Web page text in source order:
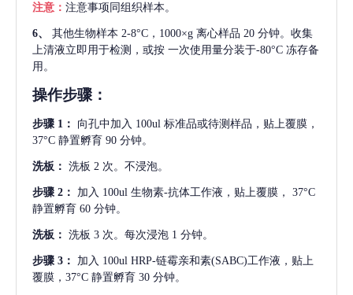
注意： 注意事项同组织样本。
6、 其他生物样本 2-8°C，1000×g 离心样品 20 分钟。收集
上清液立即用于检测，或按 一次使用量分装于-80°C 冻存备
用。
操作步骤：
步骤 1： 向孔中加入 100ul 标准品或待测样品，贴上覆膜，
37°C 静置孵育 90 分钟。
洗板： 洗板 2 次。不浸泡。
步骤 2： 加入 100ul 生物素-抗体工作液，贴上覆膜， 37°C
静置孵育 60 分钟。
洗板： 洗板 3 次。每次浸泡 1 分钟。
步骤 3： 加入 100ul HRP-链霉亲和素(SABC)工作液，贴上
覆膜，37°C 静置孵育 30 分钟。